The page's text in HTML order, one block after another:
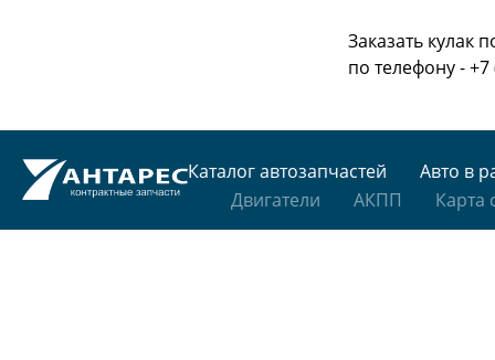
Заказать кулак
по телефону -
Каталог автозапчастей
Авто в
Двигатели
АКПП Карта